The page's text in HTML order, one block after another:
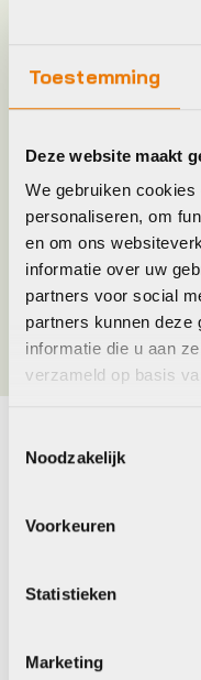
Toestemming
Deze website maakt
We gebruiken
personaliseren, om
en om ons
informatie over uw
partners voor social
partners kunnen deze
informatie die u aan
verzameld op basis
Noodzakelijk
Voorkeuren
Statistieken
Marketing
Leverstatus
Merk
Kleur
Maak je